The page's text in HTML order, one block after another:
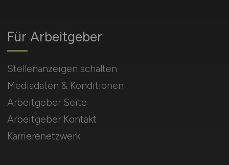
Für Arbeitgeber
Stellenanzeigen schalten
Mediadaten & Konditionen
Arbeitgeber Seite
Arbeitgeber Kontakt
Karrierenetzwerk